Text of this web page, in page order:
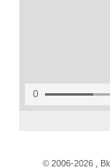
©2006-2026 ,